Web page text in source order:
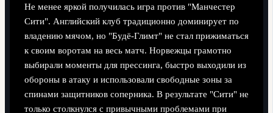
Не менее яркой получилась игра против "Манчестер
Сити". Английский клуб традиционно доминирует по
владению мячом, но "Будё-Глимт" не стал прижиматься
к своим воротам на весь матч. Норвежцы грамотно
выбирали моменты для прессинга, быстро выходили из
обороны в атаку и использовали свободные зоны за
спинами защитников соперника. В результате "Сити" не
только столкнулся с привычными проблемами при